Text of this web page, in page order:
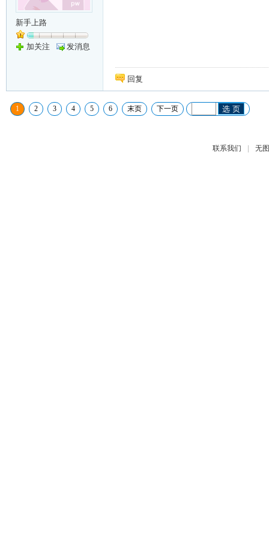
新手上路
加关注 发消息
回复
1 2 3 4 5 6 末页 下一页 选 页
联系我们 | 无